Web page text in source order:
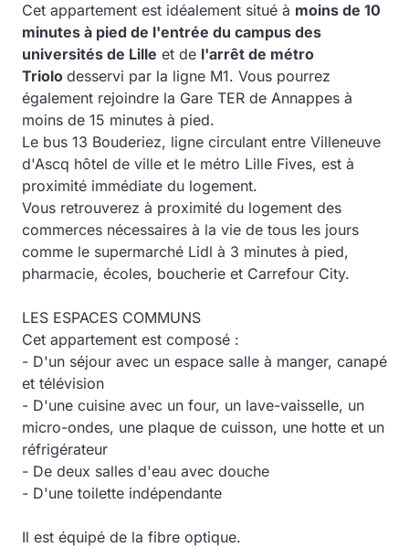
Cet appartement est idéalement situé à moins de 10
minutes à pied de l'entrée du campus des
universités de Lille et de l'arrêt de métro
Triolo desservi par la ligne M1. Vous pourrez
également rejoindre la Gare TER de Annappes à
moins de 15 minutes à pied.
Le bus 13 Bouderiez, ligne circulant entre Villeneuve
d'Ascq hôtel de ville et le métro Lille Fives, est à
proximité immédiate du logement.
Vous retrouverez à proximité du logement des
commerces nécessaires à la vie de tous les jours
comme le supermarché Lidl à 3 minutes à pied,
pharmacie, écoles, boucherie et Carrefour City.
LES ESPACES COMMUNS
Cet appartement est composé :
- D'un séjour avec un espace salle à manger, canapé
et télévision
- D'une cuisine avec un four, un lave-vaisselle, un
micro-ondes, une plaque de cuisson, une hotte et un
réfrigérateur
- De deux salles d'eau avec douche
- D'une toilette indépendante
Il est équipé de la fibre optique.